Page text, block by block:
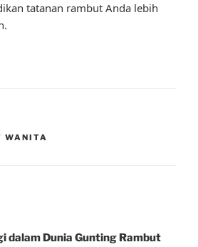
tatanan rambut Anda lebih
WANITA
dalam Dunia Gunting Rambut